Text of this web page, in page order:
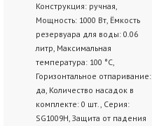
Конструкция: ручная,
Мощность: 1000 Вт, Ёмкость
резервуара для воды: 0.06
литр, Максимальная
температура: 100 °C,
Горизонтальное отпаривание:
да, Количество насадок в
комплекте: 0 шт., Серия:
SG1009H, Защита от падения